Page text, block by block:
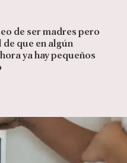
de ser madres pero
que en algún
ya hay pequeños